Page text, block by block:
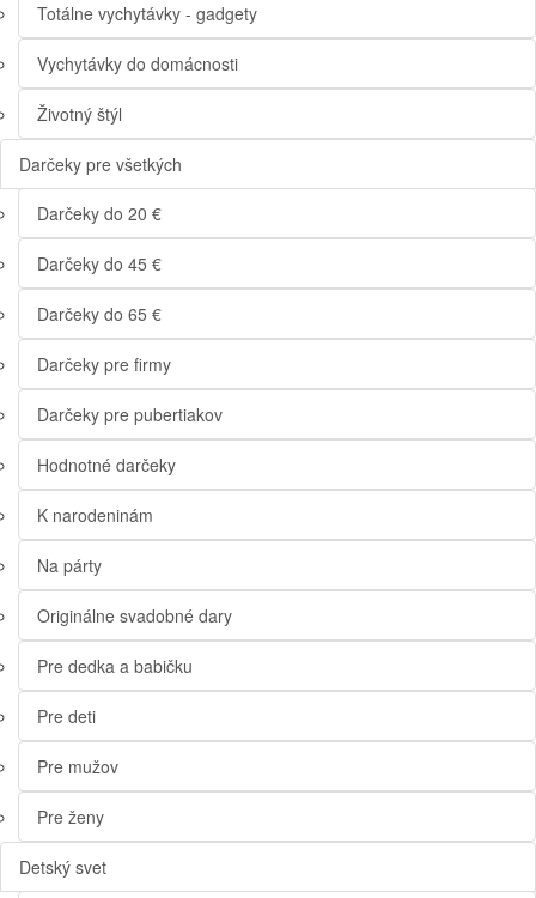
Totálne vychytávky - gadgety
Vychytávky do domácnosti
Životný štýl
Darčeky pre všetkých
Darčeky do 20 €
Darčeky do 45 €
Darčeky do 65 €
Darčeky pre firmy
Darčeky pre pubertiakov
Hodnotné darčeky
K narodeninám
Na párty
Originálne svadobné dary
Pre dedka a babičku
Pre deti
Pre mužov
Pre ženy
Detský svet